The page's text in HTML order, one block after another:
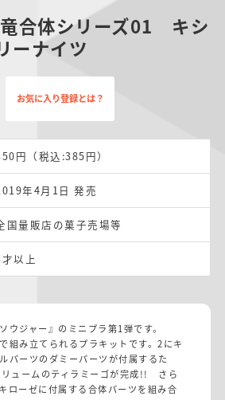
合体シリーズ01 キシ
ーナイツ
お気に入り登録とは？
円（税込:385円）
年4月1日 発売
国量販店の菓子売場等
以上
ウジャー』のミニプラ第1弾です。
組み立てられるプラキットです。2にキ
パーツのダミーパーツが付属するた
リュームのティラミーゴが完成!! さら
ローゼに付属する合体パーツを組み合